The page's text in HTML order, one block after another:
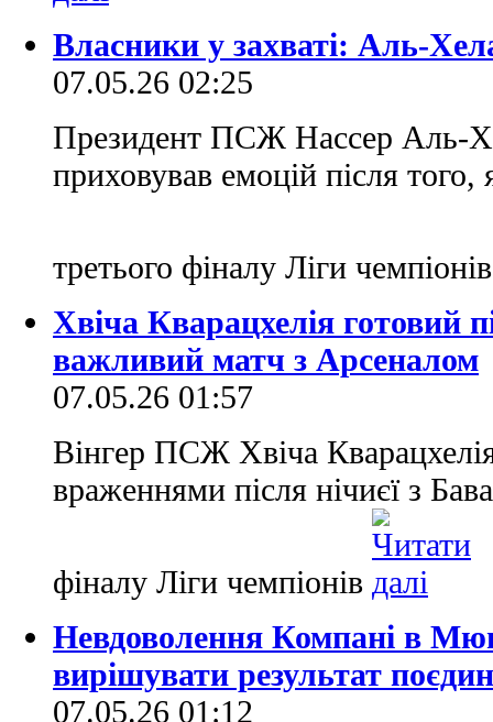
Власники у захваті: Аль-
07.05.26 02:25
Президент ПСЖ Нассер Аль-
приховував емоцій після
третього фіналу Ліги
Хвіча Кварацхелія готовий
важливий матч з Арсеналом
07.05.26 01:57
Вінгер ПСЖ Хвіча
враженнями після нічиєї з
фіналу Ліги чемпіонів
Невдоволення Компані в
вирішувати результат
07.05.26 01:12